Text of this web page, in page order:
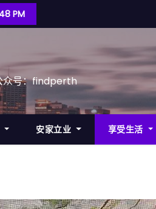
PM
众号：findperth
安家立业 享受生活